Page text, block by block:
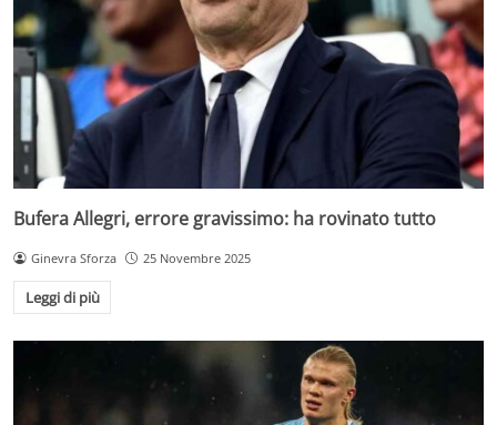
Bufera Allegri, errore gravissimo: ha rovinato tutto
Ginevra Sforza 25 Novembre 2025
Leggi di più